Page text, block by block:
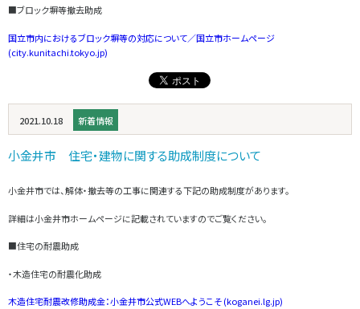
■ブロック塀等撤去助成
国立市内におけるブロック塀等の対応について／国立市ホームページ
(city.kunitachi.tokyo.jp)
2021.10.18 新着情報
小金井市 住宅・建物に関する助成制度について
小金井市では、解体・撤去等の工事に関連する下記の助成制度があります。
詳細は小金井市ホームページに記載されていますのでご覧ください。
■住宅の耐震助成
・木造住宅の耐震化助成
木造住宅耐震改修助成金：小金井市公式WEBへようこそ (koganei.lg.jp)